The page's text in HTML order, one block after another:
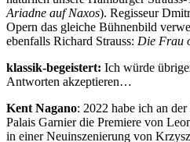
Ariadne auf Naxos). Regisseur
Opern das gleiche Bühnenbild
ebenfalls Richard Strauss: Die Frau
klassik-begeistert: Ich würde
Antworten akzeptieren…
Kent Nagano: 2022 habe ich an
Palais Garnier die Premiere von
in einer Neuinszenierung von